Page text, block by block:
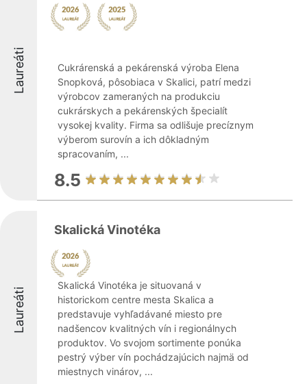
Laureáti
Cukrárenská a pekárenská výroba Elena
Snopková, pôsobiaca v Skalici, patrí medzi
výrobcov zameraných na produkciu
cukrárskych a pekárenských špecialít
vysokej kvality. Firma sa odlišuje precíznym
výberom surovín a ich dôkladným
spracovaním, ...
8.5
Laureáti
Skalická Vinotéka
Skalická Vinotéka je situovaná v
historickom centre mesta Skalica a
predstavuje vyhľadávané miesto pre
nadšencov kvalitných vín i regionálnych
produktov. Vo svojom sortimente ponúka
pestrý výber vín pochádzajúcich najmä od
miestnych vinárov, ...